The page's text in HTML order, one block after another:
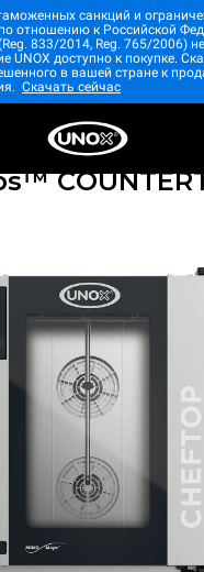
санкций и
отношению к Российской
833/2014, Reg. 765/2006)
UNOX доступно к покупке.
в вашей стране к
Скачать сейчас
настольный
CHEFTOP